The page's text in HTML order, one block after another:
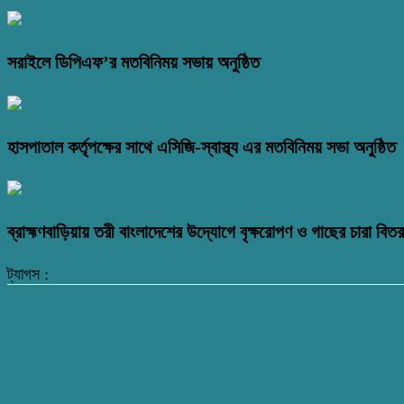
সরাইলে ডিপিএফ’র মতবিনিময় সভায় অনুষ্ঠিত
হাসপাতাল কর্তৃপক্ষের সাথে এসিজি-স্বাস্থ্য এর মতবিনিময় সভা অনুষ্ঠিত
ব্রাহ্মণবাড়িয়ায় তরী বাংলাদেশের উদ্যোগে বৃক্ষরোপণ ও গাছের চারা
ট্যাগস :